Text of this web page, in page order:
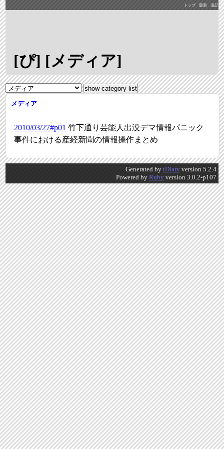
トップ 最新 追記
[ぴ] [メディア]
メディア
2010/03/27#p01竹下通り芸能人出没デマ情報パニック
事件における産経新聞の情報操作まとめ
Generated by tDiaryversion 5.2.4
Powered by Rubyversion 3.0.2-p107